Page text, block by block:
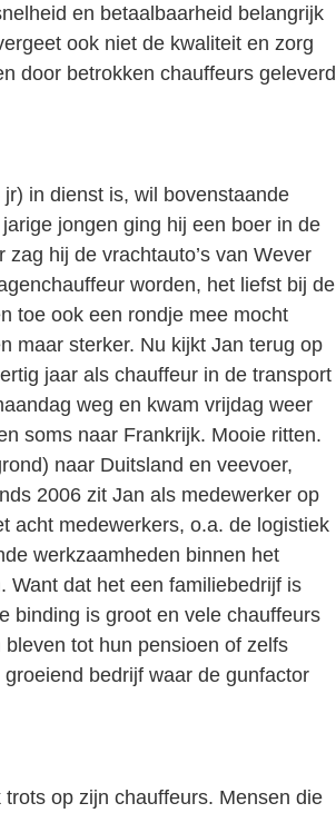
en betaalbaarheid belangrijk
ook niet de kwaliteit en zorg
door betrokken chauffeurs geleverd
in dienst is, wil bovenstaande
jongen ging hij een boer in de
hij de vrachtauto’s van Wever
worden, het liefst bij de
toe ook een rondje mee mocht
maar sterker. Nu kijkt Jan terug op
jaar als chauffeur in de transport
weg en kwam vrijdag weer
soms naar Frankrijk. Mooie ritten.
naar Duitsland en veevoer,
2006 zit Jan als medewerker op
acht medewerkers, o.a. de logistiek
werkzaamheden binnen het
Want dat het een familiebedrijf is
binding is groot en vele chauffeurs
tot hun pensioen of zelfs
bedrijf waar de gunfactor
op zijn chauffeurs. Mensen die